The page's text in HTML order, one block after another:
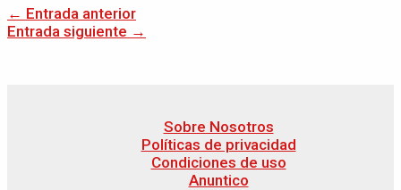
← Entrada anterior
Entrada siguiente →
Sobre Nosotros
Políticas de privacidad
Condiciones de uso
Anuntico